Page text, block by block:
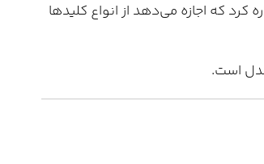
کرد که اجازه می‌دهد از انواع کلیدها
است.